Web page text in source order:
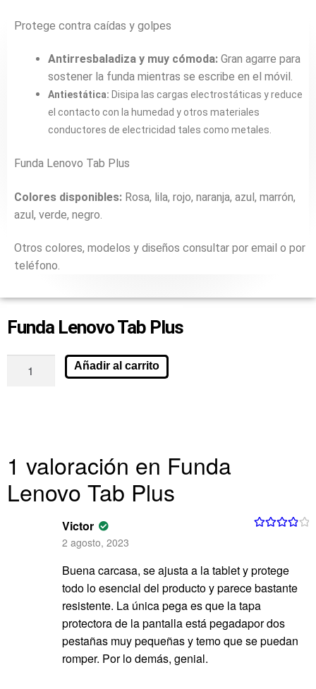
Protege contra caídas y golpes
Antirresbaladiza y muy cómoda: Gran agarre para
sostener la funda mientras se escribe en el móvil.
Antiestática: Disipa las cargas electrostáticas y reduce
el contacto con la humedad y otros materiales
conductores de electricidad tales como metales.
Funda Lenovo Tab Plus
Colores disponibles: Rosa, lila, rojo, naranja, azul, marrón,
azul, verde, negro.
Otros colores, modelos y diseños consultar por email o por
teléfono.
Funda Lenovo Tab Plus
Añadir al carrito
1 valoración en Funda
Lenovo Tab Plus
Victor
2 agosto, 2023
Buena carcasa, se ajusta a la tablet y protege
todo lo esencial del producto y parece bastante
resistente. La única pega es que la tapa
protectora de la pantalla está pegadapor dos
pestañas muy pequeñas y temo que se puedan
romper. Por lo demás, genial.